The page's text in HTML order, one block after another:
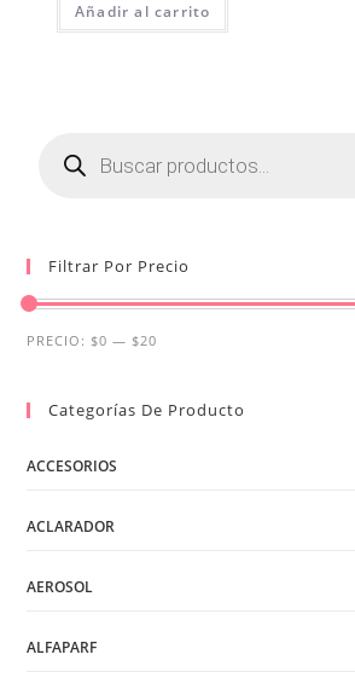
Añadir al carrito
productos
Filtrar Por Precio
Precio
Precio
PRECIO: $0 — $20
Categorías De Producto
ACCESORIOS
ACLARADOR
AEROSOL
ALFAPARF